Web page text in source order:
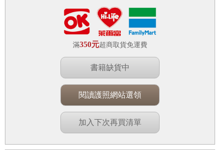
滿350元超商取貨免運費
書籍缺貨中
閱讀護照網站選領
加入下次再買清單